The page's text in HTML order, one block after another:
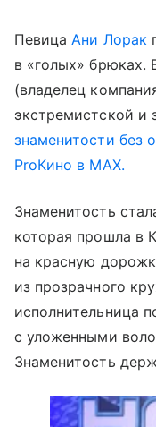
ПевицаАни Лорак
в «голых» брюках.
(владелец
экстремистской и
знаменитости без
ProКино в MAX.
Знаменитость
которая прошла в
на красную
из прозрачного
исполнительница
с уложенными
Знаменитость